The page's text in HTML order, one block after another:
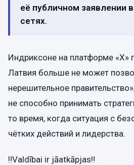
её публичном заявлении
сетях.
Индриксонe на платформе «X»
Латвия больше не может
нерешительное
не способно принимать
то время, когда ситуация с
чётких действий и лидерства.
‼️Valdībai ir jāatkāpjas‼️